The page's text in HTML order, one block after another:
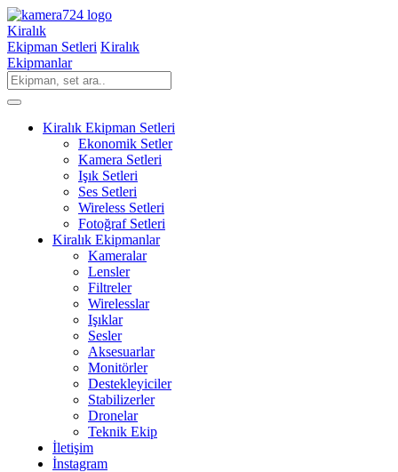
Kiralık
Ekipman Setleri Kiralık
Ekipmanlar
Kiralık Ekipman Setleri
Ekonomik Setler
Kamera Setleri
Işık Setleri
Ses Setleri
Wireless Setleri
Fotoğraf Setleri
Kiralık Ekipmanlar
Kameralar
Lensler
Filtreler
Wirelesslar
Işıklar
Sesler
Aksesuarlar
Monitörler
Destekleyiciler
Stabilizerler
Dronelar
Teknik Ekip
İletişim
İnstagram